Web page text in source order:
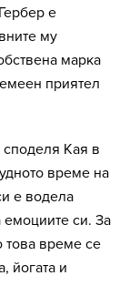
е
му
марка
приятел
Кая в
време на
е водела
емоциите си. За
това време се
йогата и